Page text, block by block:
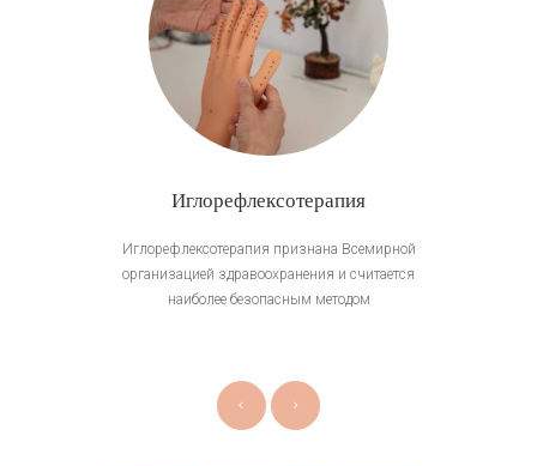
Иглорефлексотерапия
Иглорефлексотерапия признана Всемирной
организацией здравоохранения и считается
наиболее безопасным методом